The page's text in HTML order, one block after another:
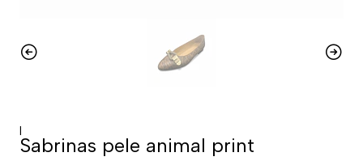
|
Sabrinas pele animal print